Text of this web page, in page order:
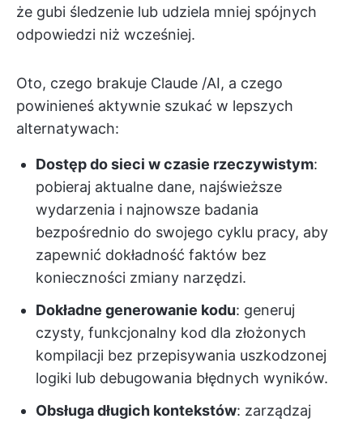
że gubi śledzenie lub udziela mniej spójnych
odpowiedzi niż wcześniej.
Oto, czego brakuje Claude /AI, a czego
powinieneś aktywnie szukać w lepszych
alternatywach:
Dostęp do sieci w czasie rzeczywistym:
pobieraj aktualne dane, najświeższe
wydarzenia i najnowsze badania
bezpośrednio do swojego cyklu pracy, aby
zapewnić dokładność faktów bez
konieczności zmiany narzędzi.
Dokładne generowanie kodu: generuj
czysty, funkcjonalny kod dla złożonych
kompilacji bez przepisywania uszkodzonej
logiki lub debugowania błędnych wyników.
Obsługa długich kontekstów: zarządzaj